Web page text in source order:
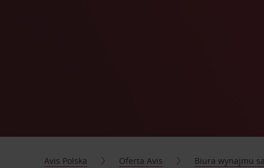
Avis Polska Oferta Avis Biura wynajmu